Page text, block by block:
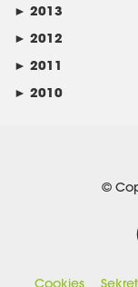
► 2013
► 2012
► 2011
► 2010
©
Cookies